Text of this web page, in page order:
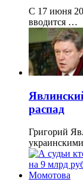
С 17 июня
вводится …
распад
Григорий